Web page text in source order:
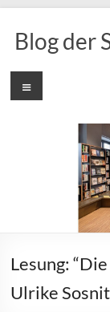
Inhalt
springen
Blog der
Menü
Lesung:
Ulrike